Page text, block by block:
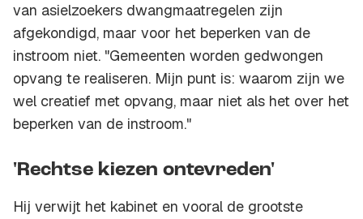
van asielzoekers dwangmaatregelen zijn
afgekondigd, maar voor het beperken van de
instroom niet. "Gemeenten worden gedwongen
opvang te realiseren. Mijn punt is: waarom zijn we
wel creatief met opvang, maar niet als het over het
beperken van de instroom."
'Rechtse kiezen ontevreden'
Hij verwijt het kabinet en vooral de grootste